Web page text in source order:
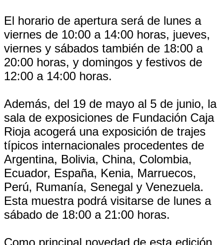
El horario de apertura será de lunes a
viernes de 10:00 a 14:00 horas, jueves,
viernes y sábados también de 18:00 a
20:00 horas, y domingos y festivos de
12:00 a 14:00 horas.
Además, del 19 de mayo al 5 de junio, la
sala de exposiciones de Fundación Caja
Rioja acogerá una exposición de trajes
típicos internacionales procedentes de
Argentina, Bolivia, China, Colombia,
Ecuador, España, Kenia, Marruecos,
Perú, Rumanía, Senegal y Venezuela.
Esta muestra podrá visitarse de lunes a
sábado de 18:00 a 21:00 horas.
Como principal novedad de esta edición